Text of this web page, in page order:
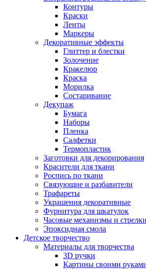
Контуры
Краски
Ленты
Маркеры
Декоративные эффекты
Глиттер и блестки
Золочение
Кракелюр
Краска
Морилка
Состаривание
Декупаж
Бумага
Наборы
Пленка
Салфетки
Термопластик
Заготовки для декорирования
Красители для ткани
Роспись по ткани
Связующие и разбавители
Трафареты
Украшения декоративные
Фурнитура для шкатулок
Часовые механизмы и стрелки
Эпоксидная смола
Детское творчество
Материалы для творчества
3D ручки
Картины своими